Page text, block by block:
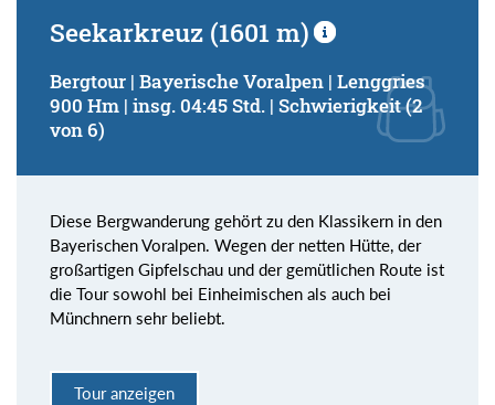
Seekarkreuz (1601 m)
Bergtour | Bayerische Voralpen | Lenggries
900 Hm | insg. 04:45 Std. | Schwierigkeit (2
von 6)
Diese Bergwanderung gehört zu den Klassikern in den
Bayerischen Voralpen. Wegen der netten Hütte, der
großartigen Gipfelschau und der gemütlichen Route ist
die Tour sowohl bei Einheimischen als auch bei
Münchnern sehr beliebt.
Tour anzeigen